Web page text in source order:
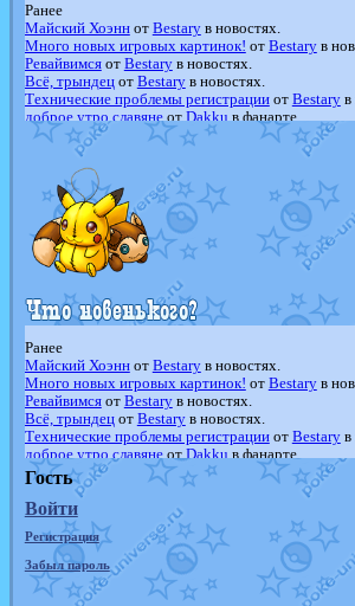
Ранее
Майский Хоэннот Bestaryв новостях.
Много новых игровых картинок! от Bestaryв
Ревайвимсяот Bestaryв новостях.
Всё, трындецот Bestaryв новостях.
Технические проблемы регистрацииот Bestaryв
доброе утро славянеот Dakku в фанарте.
Йолда и Мимикью отMavisNyanCatв фанарте.
Недовольный котомангуст
в
The Dark Wishmaker
отRandomon
шадоу спиритомб
отilovearceus
в фанарте.
траббишотilovearceusв фанарте.
Raging BoltотGraceDaFox
в фанарте.
Shadow mismagiusотJOK_julia
в фанарте.
художникотvicavicaв фанарте.
Ранее
Майский Хоэннот Bestaryв новостях.
Много новых игровых картинок! от Bestaryв
Ревайвимсяот Bestaryв новостях.
Всё, трындецот Bestaryв новостях.
Технические проблемы регистрацииот Bestaryв
доброе утро славянеот Dakku в фанарте.
Йолда и МимикьюотMavisNyanCatв фанарте.
Недовольный котомангуст
в
The Dark Wishmaker
отRandomon
шадоу спиритомб
отilovearceus
в фанарте.
траббишотilovearceusв фанарте.
Raging BoltотGraceDaFox
Shadow mismagiusотJOK_julia
в фанарте.
художникот vicavicaв фанарте.
Гость
Войти
Регистрация
Забыл пароль